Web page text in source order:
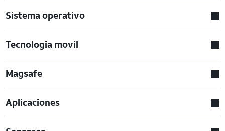
Sistema operativo
Tecnologia movil
Magsafe
Aplicaciones